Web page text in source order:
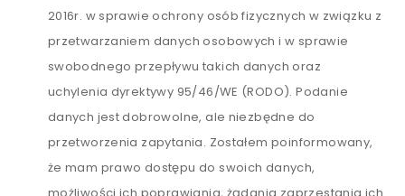
2016r. w sprawie ochrony osób fizycznych w związku z
przetwarzaniem danych osobowych i w sprawie
swobodnego przepływu takich danych oraz
uchylenia dyrektywy 95/46/WE (RODO). Podanie
danych jest dobrowolne, ale niezbędne do
przetworzenia zapytania. Zostałem poinformowany,
że mam prawo dostępu do swoich danych,